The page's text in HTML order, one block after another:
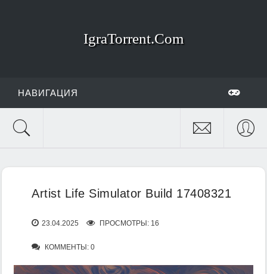
IgraTorrent.Com
НАВИГАЦИЯ
Artist Life Simulator Build 17408321
23.04.2025 ПРОСМОТРЫ: 16
КОММЕНТЫ: 0